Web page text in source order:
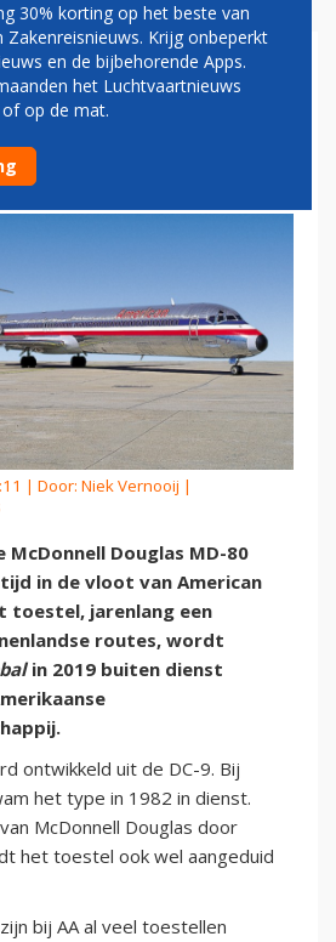
NEEMT
VAN MD-
| Door: Niek Vernooij |
McDonnell Douglas MD-80
in de vloot van American
toestel, jarenlang een
routes, wordt
in 2019 buiten dienst
ontwikkeld uit de DC-9. Bij
het type in 1982 in dienst.
McDonnell Douglas door
het toestel ook wel aangeduid
bij AA al veel toestellen
30% korting op het beste van
Zakenreisnieuws. Krijg onbeperkt
en de bijbehorende Apps.
het Luchtvaartnieuws
op de mat.